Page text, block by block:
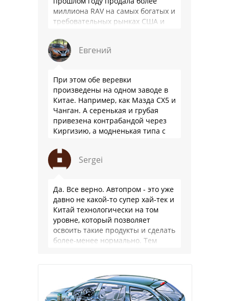
миллиона RAV на самых богатых и
требовательных рынках США и
подтвердив статус …
Евгений
При этом обе веревки
произведены на одном заводе в
Китае. Например, как Мазда СХ5 и
Чанган. А серенькая и грубая
привезена контрабандой через
Киргизию, а модненькая типа с
Sergei
Да. Все верно. Автопром - это уже
давно не какой-то супер хай-тек и
Китай технологически на том
уровне, который позволяет
освоить такие продукты и сделать
более-менее нормально. Тем